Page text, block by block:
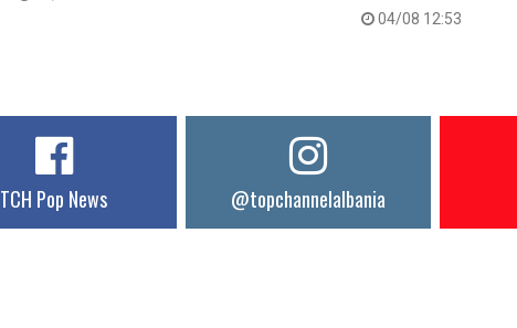
04/08 12:53
TCH Pop News @topchannelalbania